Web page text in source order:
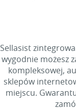
Sellasist
wygodnie możesz
kompleksowej,
sklepów
miejscu.